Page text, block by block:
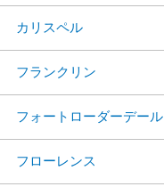
カリスペル
フランクリン
フォートローダーデール
フローレンス